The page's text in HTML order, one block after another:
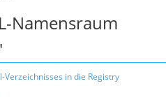
Namensraum
Verzeichnisses in die Registry